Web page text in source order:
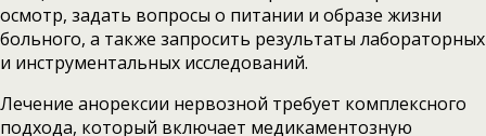
осмотр, задать вопросы о питании и образе жизни
больного, а также запросить результаты лабораторных
и инструментальных исследований.
Лечение анорексии нервозной требует комплексного
подхода, который включает медикаментозную